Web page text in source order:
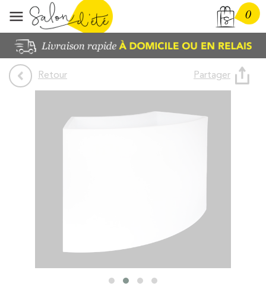
0
Retour Partager